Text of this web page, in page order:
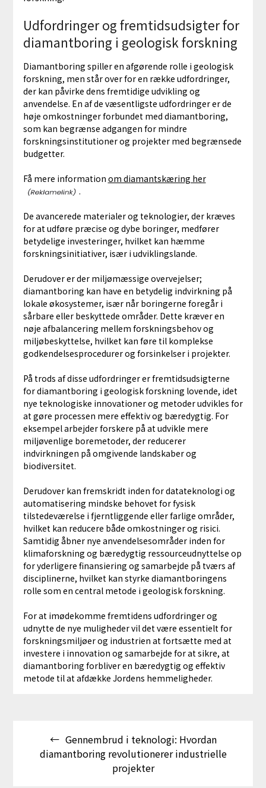
Udfordringer og fremtidsudsigter for
diamantboring i geologisk forskning
Diamantboring spiller en afgørende rolle i geologisk
forskning, men står over for en række udfordringer,
der kan påvirke dens fremtidige udvikling og
anvendelse. En af de væsentligste udfordringer er de
høje omkostninger forbundet med diamantboring,
som kan begrænse adgangen for mindre
forskningsinstitutioner og projekter med begrænsede
budgetter.
Få mere information om diamantskæring her
.
De avancerede materialer og teknologier, der kræves
for at udføre præcise og dybe boringer, medfører
betydelige investeringer, hvilket kan hæmme
forskningsinitiativer, især i udviklingslande.
Derudover er der miljømæssige overvejelser;
diamantboring kan have en betydelig indvirkning på
lokale økosystemer, især når boringerne foregår i
sårbare eller beskyttede områder. Dette kræver en
nøje afbalancering mellem forskningsbehov og
miljøbeskyttelse, hvilket kan føre til komplekse
godkendelsesprocedurer og forsinkelser i projekter.
På trods af disse udfordringer er fremtidsudsigterne
for diamantboring i geologisk forskning lovende, idet
nye teknologiske innovationer og metoder udvikles for
at gøre processen mere effektiv og bæredygtig. For
eksempel arbejder forskere på at udvikle mere
miljøvenlige boremetoder, der reducerer
indvirkningen på omgivende landskaber og
biodiversitet.
Derudover kan fremskridt inden for datateknologi og
automatisering mindske behovet for fysisk
tilstedeværelse i fjerntliggende eller farlige områder,
hvilket kan reducere både omkostninger og risici.
Samtidig åbner nye anvendelsesområder inden for
klimaforskning og bæredygtig ressourceudnyttelse op
for yderligere finansiering og samarbejde på tværs af
disciplinerne, hvilket kan styrke diamantboringens
rolle som en central metode i geologisk forskning.
For at imødekomme fremtidens udfordringer og
udnytte de nye muligheder vil det være essentielt for
forskningsmiljøer og industrien at fortsætte med at
investere i innovation og samarbejde for at sikre, at
diamantboring forbliver en bæredygtig og effektiv
metode til at afdække Jordens hemmeligheder.
Gennembrud i teknologi: Hvordan
diamantboring revolutionerer industrielle
projekter